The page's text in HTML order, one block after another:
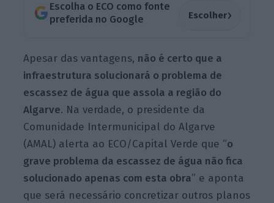
Escolha o ECO como fonte
preferida no Google
Escolher›
Apesar das vantagens, não é certo que a
infraestrutura solucionará o problema de
escassez de água que assola a região do
Algarve. Na verdade, o presidente da
Comunidade Intermunicipal do Algarve
(AMAL) alerta ao ECO/Capital Verde que “o
grave problema da escassez de água não fica
solucionado apenas com esta obra” e aponta
que será necessário concretizar outros planos